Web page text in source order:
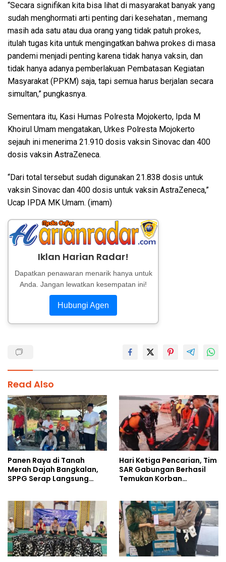
“Secara signifikan kita bisa lihat di masyarakat banyak yang
sudah menghormati arti penting dari kesehatan , memang
masih ada satu atau dua orang yang tidak patuh prokes,
itulah tugas kita untuk mengingatkan bahwa prokes di masa
pandemi menjadi penting karena tidak hanya vaksin, dan
tidak hanya adanya pemberlakuan Pembatasan Kegiatan
Masyarakat (PPKM) saja, tapi semua harus berjalan secara
simultan,” pungkasnya.
Sementara itu, Kasi Humas Polresta Mojokerto, Ipda M
Khoirul Umam mengatakan, Urkes Polresta Mojokerto
sejauh ini menerima 21.910 dosis vaksin Sinovac dan 400
dosis vaksin AstraZeneca.
“Dari total tersebut sudah digunakan 21.838 dosis untuk
vaksin Sinovac dan 400 dosis untuk vaksin AstraZeneca,”
Ucap IPDA MK Umam. (imam)
Iklan Harian Radar!
Dapatkan penawaran menarik hanya untuk
Anda. Jangan lewatkan kesempatan ini!
Hubungi Agen
Read Also
Panen Raya di Tanah
Merah Dajah Bangkalan,
SPPG Serap Langsung
Hari Ketiga Pencarian, Tim
SAR Gabungan Berhasil
Temukan Korban